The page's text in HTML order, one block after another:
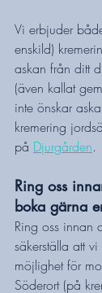
Vi erbjuder
enskild)
askan från ditt
(även kallat
inte önskar
kremering
på Djurgården.
Ring oss
boka gärna
Ring oss innan
säkerställa att
möjlighet för
Söderort (på